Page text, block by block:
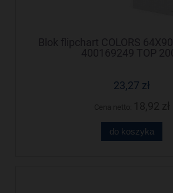
Blok flipchart COLORS
400169249 TOP
23,27 zł
do koszyka